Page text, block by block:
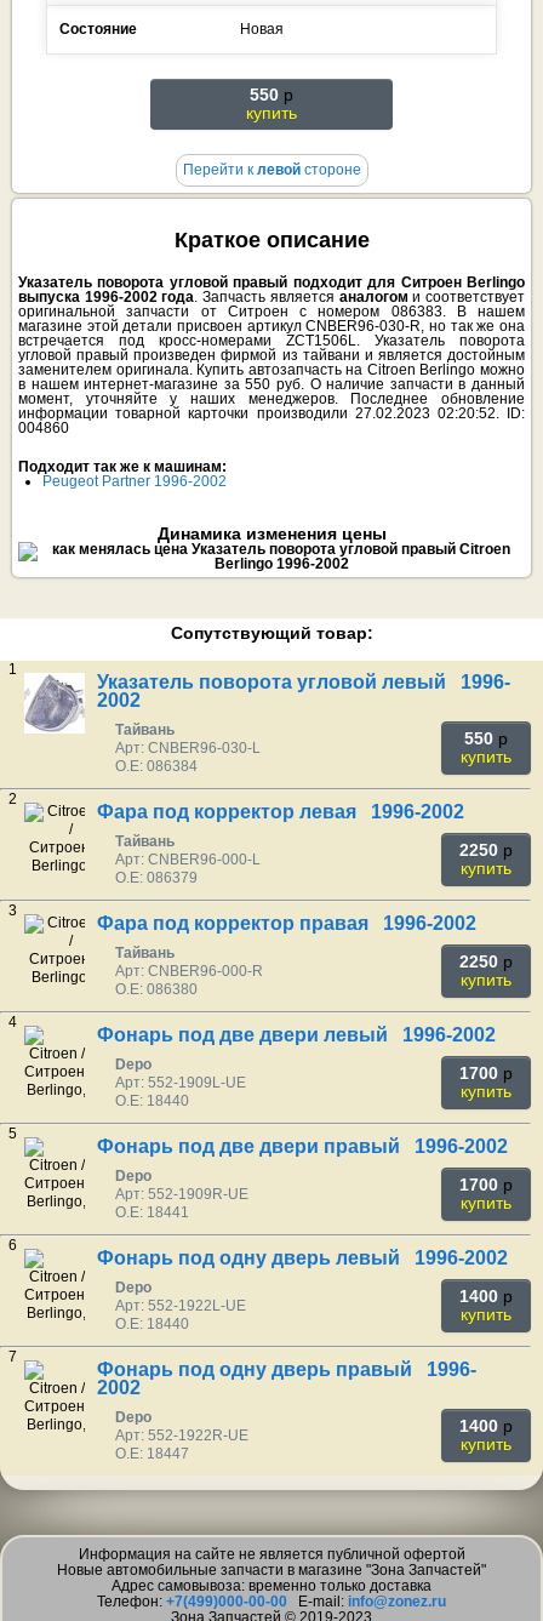
Состояние Новая
550 p
купить
Перейти к левойстороне
Краткое описание
Указатель поворота угловой правый подходит для Ситроен Berlingo
выпуска 1996-2002 года. Запчасть является аналогом и соответствует
оригинальной запчасти от Ситроен с номером 086383. В нашем
магазине этой детали присвоен артикул CNBER96-030-R, но так же она
встречается под кросс-номерами ZCT1506L. Указатель поворота
угловой правый произведен фирмой из тайвани и является достойным
заменителем оригинала. Купить автозапчасть на Citroen Berlingo можно
в нашем интернет-магазине за 550 руб. О наличие запчасти в данный
момент, уточняйте у наших менеджеров. Последнее обновление
информации товарной карточки производили 27.02.2023 02:20:52. ID:
004860
Подходит так же к машинам:
Peugeot Partner 1996-2002
Динамика изменения цены
Сопутствующий товар:
1
Указатель поворота угловой левый 1996-
2002
Тайвань
Арт: CNBER96-030-L
O.E: 086384
550 p
купить
2
Фара под корректор левая 1996-2002
Тайвань
Арт: CNBER96-000-L
O.E: 086379
2250 p
купить
3
Фара под корректор правая 1996-2002
Тайвань
Арт: CNBER96-000-R
O.E: 086380
2250 p
купить
4
Фонарь под две двери левый 1996-2002
Depo
Арт: 552-1909L-UE
O.E: 18440
1700 p
купить
5
Фонарь под две двери правый 1996-2002
Depo
Арт: 552-1909R-UE
O.E: 18441
1700 p
купить
6
Фонарь под одну дверь левый 1996-2002
Depo
Арт: 552-1922L-UE
O.E: 18440
1400 p
купить
7
Фонарь под одну дверь правый 1996-
2002
Depo
Арт: 552-1922R-UE
O.E: 18447
1400 p
купить
Информация на сайте не является публичной офертой
Новые автомобильные запчасти в магазине "Зона Запчастей"
Адрес самовывоза: временно только доставка
Телефон: +7(499)000-00-00 E-mail: info@zonez.ru
Зона Запчастей © 2019-2023